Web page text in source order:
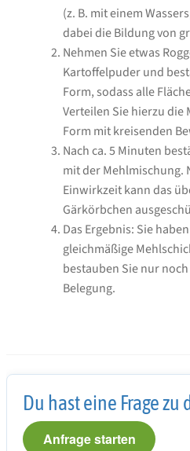
Seitenwände
gerillt,
(z. B. mit einem
dabei die Bildung von
Nehmen Sie etwas
Kartoffelpuder und
Form, sodass alle
Verteilen Sie hierzu die
Form mit kreisenden
Nach ca. 5 Minuten
mit der Mehlmischung.
Einwirkzeit kann das
Gärkörbchen
Das Ergebnis: Sie
gleichmäßige
bestauben Sie nur
Belegung.
Du hast eine Frage zu
Anfrage starten